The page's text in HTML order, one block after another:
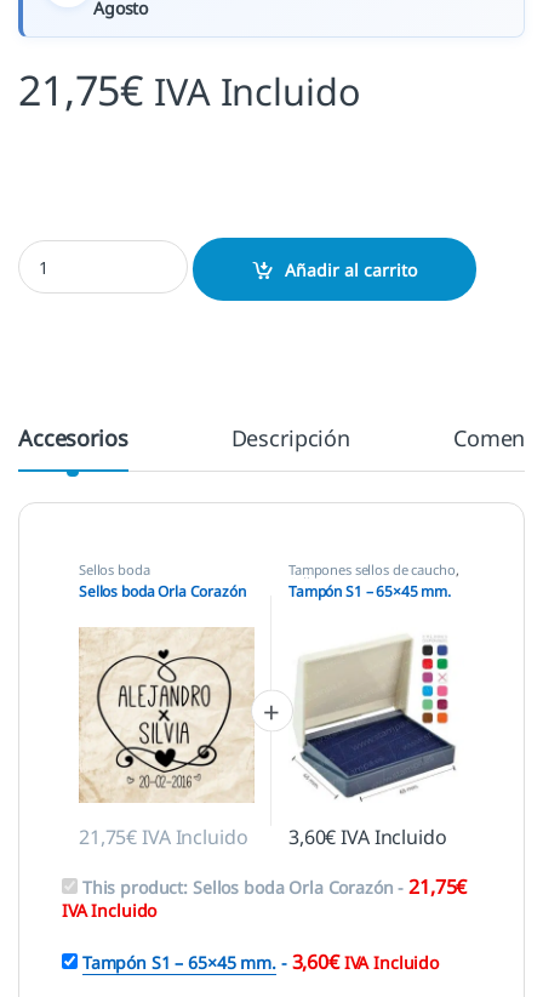
Agosto
21,75€ IVA Incluido
Sellos boda Orla Corazón cantidad
Añadir al carrito
Accesorios Descripción
Sellos boda
Sellos boda Orla Corazón
21,75€IVA Incluido
Tampones sellos de caucho,
Sellos empresas
Tampón S1 – 65×45 mm.
3,60€IVA Incluido
This product: Sellos boda Orla Corazón -21,75€
IVA Incluido
Tampón S1 – 65×45 mm.- 3,60€ IVA Incluido